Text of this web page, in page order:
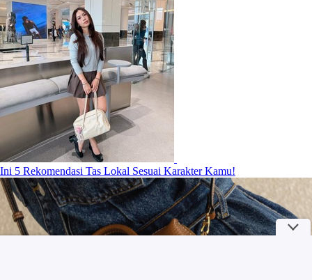
Ini 5 Rekomendasi Tas Lokal Sesuai Karakter Kamu!